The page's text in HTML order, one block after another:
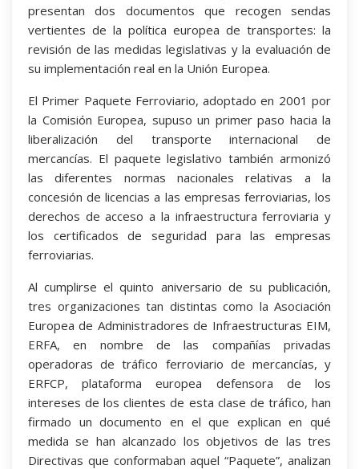
presentan dos documentos que recogen sendas
vertientes de la política europea de transportes: la
revisión de las medidas legislativas y la evaluación de
su implementación real en la Unión Europea.
El Primer Paquete Ferroviario, adoptado en 2001 por
la Comisión Europea, supuso un primer paso hacia la
liberalización del transporte internacional de
mercancías. El paquete legislativo también armonizó
las diferentes normas nacionales relativas a la
concesión de licencias a las empresas ferroviarias, los
derechos de acceso a la infraestructura ferroviaria y
los certificados de seguridad para las empresas
ferroviarias.
Al cumplirse el quinto aniversario de su publicación,
tres organizaciones tan distintas como la Asociación
Europea de Administradores de Infraestructuras EIM,
ERFA, en nombre de las compañías privadas
operadoras de tráfico ferroviario de mercancías, y
ERFCP, plataforma europea defensora de los
intereses de los clientes de esta clase de tráfico, han
firmado un documento en el que explican en qué
medida se han alcanzado los objetivos de las tres
Directivas que conformaban aquel “Paquete”, analizan